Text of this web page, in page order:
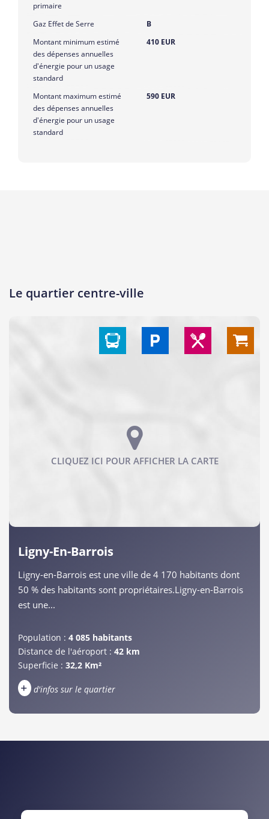
primaire
Gaz Effet de Serre
B
Montant minimum estimé
des dépenses annuelles
d'énergie pour un usage
standard
410 EUR
Montant maximum estimé
des dépenses annuelles
d'énergie pour un usage
standard
590 EUR
Le quartier centre-ville
Ligny-En-Barrois
Ligny-en-Barrois est une ville de 4 170 habitants dont
50 % des habitants sont propriétaires.Ligny-en-Barrois
est une...
Population : 4 085 habitants
Distance de l'aéroport : 42 km
Superficie : 32,2 Km²
+ d'infos sur le quartier